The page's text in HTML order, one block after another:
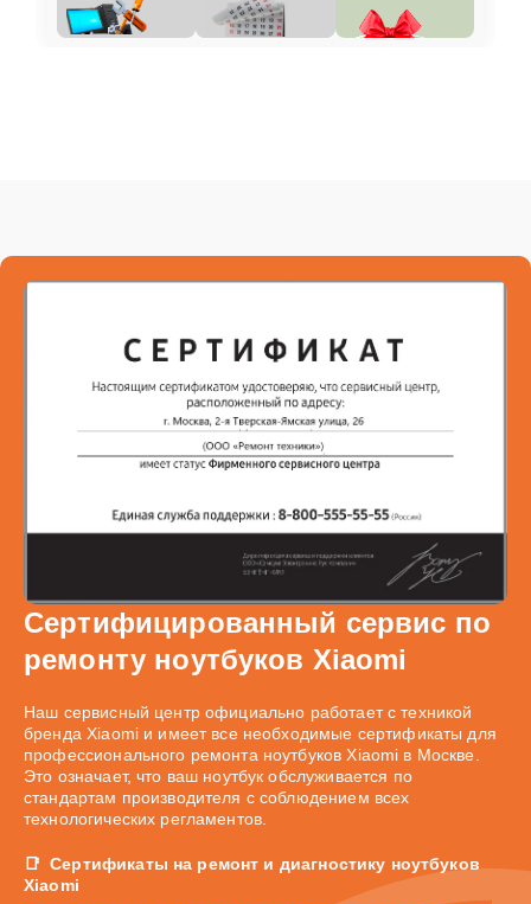
Сертифицированный сервис по
ремонту ноутбуков Xiaomi
Наш сервисный центр официально работает с техникой
бренда Xiaomi и имеет все необходимые сертификаты для
профессионального ремонта ноутбуков Xiaomi в Москве.
Это означает, что ваш ноутбук обслуживается по
стандартам производителя с соблюдением всех
технологических регламентов.
Сертификаты на ремонт и диагностику ноутбуков
Xiaomi